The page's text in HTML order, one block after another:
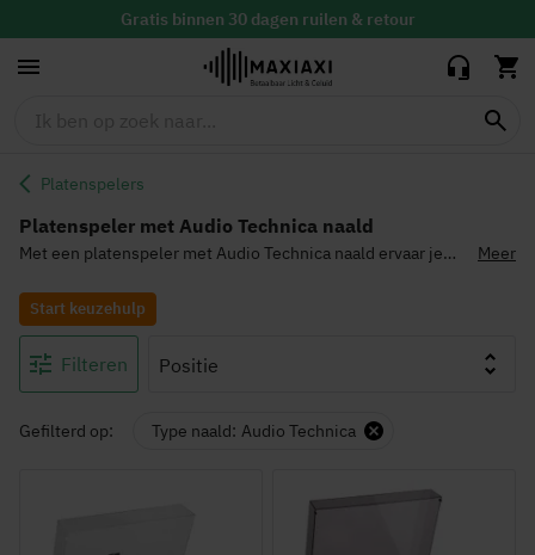
Gratis binnen 30 dagen ruilen & retour
Altijd de
Platenspelers
Platenspeler met Audio Technica naald
Met een platenspeler met Audio Technica naald ervaar je
Audio Technica naald draagt namelijk bij aan een ongekende
geluidskwaliteit. De hoge kwaliteit audio die de Audio
Technica naald te horen brengt is voor iedere
muziekliefhebber een genot. Wil je meer keuze?
alle platenspelers
Meer
Start keuzehulp
Filteren
Gefilterd op: Type naald Audio Technica